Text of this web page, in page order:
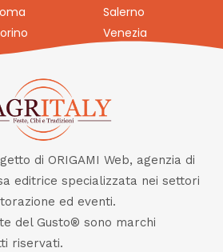
Salerno
Venezia
di ORIGAMI Web, agenzia di
editrice specializzata nei settori
ed eventi.
del Gusto® sono marchi
riservati.